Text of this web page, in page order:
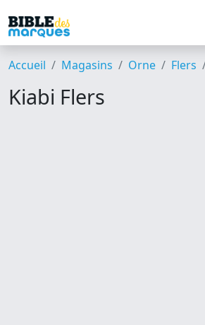
Accueil Magasins Orne Flers
Kiabi Flers